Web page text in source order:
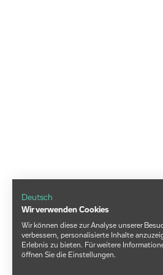
Deutsch
Wir verwenden Cookies
Wir können diese zur Analyse unserer
verbessern, personalisierte Inhalte
Erlebnis zu bieten. Für weitere
öffnen Sie die Einstellungen.